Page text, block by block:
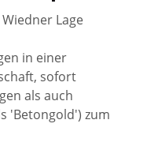
Lage
in einer
sofort
als auch
'Betongold') zum